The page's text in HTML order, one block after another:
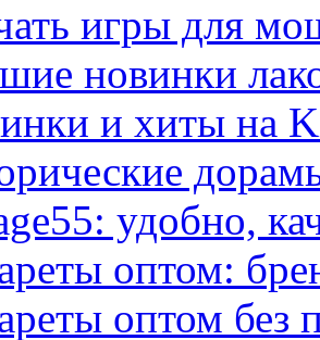
игры для
новинки
и хиты на
удобно,
оптом:
оптом без